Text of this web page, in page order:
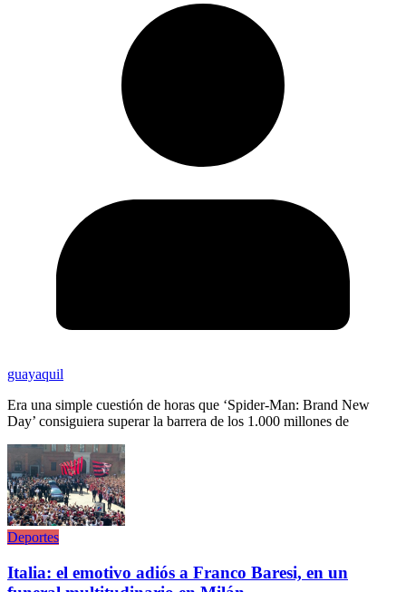
guayaquil
Era una simple cuestión de horas que ‘Spider-Man: Brand New
Day’ consiguiera superar la barrera de los 1.000 millones de
Deportes
Italia: el emotivo adiós a Franco Baresi, en un